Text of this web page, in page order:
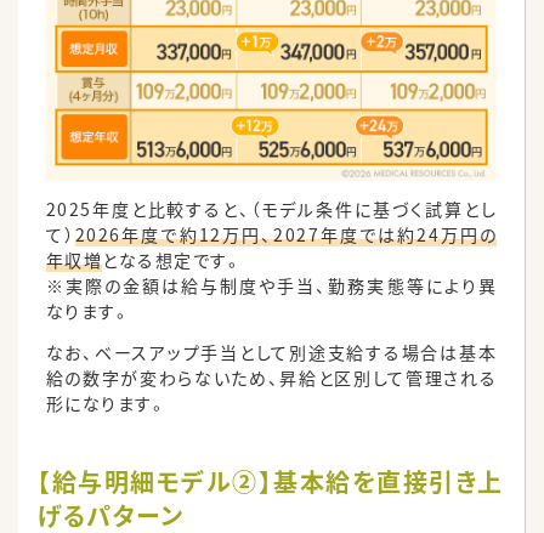
2025年度と比較すると、（モデル条件に基づく試算とし
て） 2026年度で約12万円、2027年度では約24万円の
年収増となる想定です。
※実際の金額は給与制度や手当、勤務実態等により異
なります。
なお、ベースアップ手当として別途支給する場合は基本
給の数字が変わらないため、昇給と区別して管理される
形になります。
【給与明細モデル②】基本給を直接引き上
げるパターン